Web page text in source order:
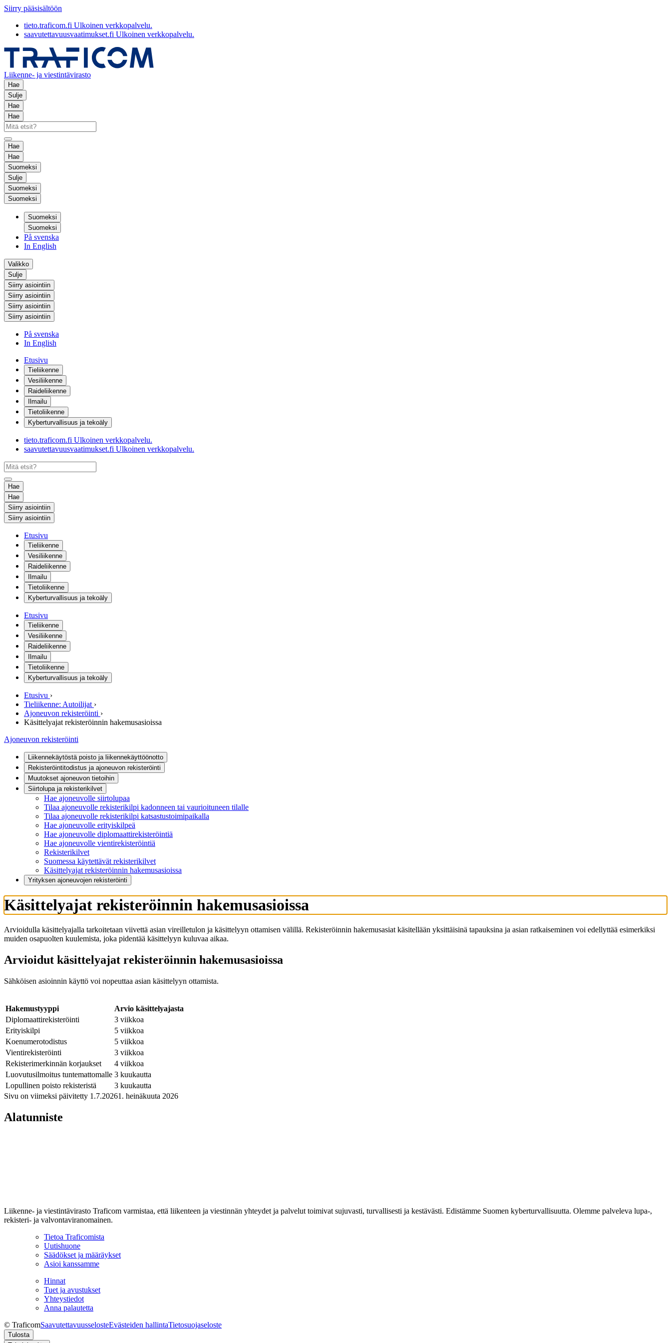
Siirry pääsisältöön
tieto.traficom.fi Ulkoinen verkkopalvelu.
saavutettavuusvaatimukset.fi Ulkoinen verkkopalvelu.
Liikenne- ja viestintävirasto
Hae
Sulje
Hae
Hae
Hae
Hae
Suomeksi
Sulje
Suomeksi
Suomeksi
Suomeksi
Suomeksi
På svenska
In English
Valikko
Sulje
Siirry asiointiin
Siirry asiointiin
Siirry asiointiin
Siirry asiointiin
På svenska
In English
Etusivu
Tieliikenne
Vesiliikenne
Raideliikenne
Ilmailu
Tietoliikenne
Kyberturvallisuus ja tekoäly
tieto.traficom.fi Ulkoinen verkkopalvelu.
saavutettavuusvaatimukset.fi Ulkoinen verkkopalvelu.
Hae
Hae
Siirry asiointiin
Siirry asiointiin
Etusivu
Tieliikenne
Vesiliikenne
Raideliikenne
Ilmailu
Tietoliikenne
Kyberturvallisuus ja tekoäly
Etusivu
Tieliikenne
Vesiliikenne
Raideliikenne
Ilmailu
Tietoliikenne
Kyberturvallisuus ja tekoäly
Etusivu ›
Tieliikenne: Autoilijat ›
Ajoneuvon rekisteröinti ›
Käsittelyajat rekisteröinnin hakemusasioissa
Ajoneuvon rekisteröinti
Liikennekäytöstä poisto ja liikennekäyttöönotto
Rekisteröintitodistus ja ajoneuvon rekisteröinti
Muutokset ajoneuvon tietoihin
Siirtolupa ja rekisterikilvet
Hae ajoneuvolle siirtolupaa
Tilaa ajoneuvolle rekisterikilpi kadonneen tai vaurioituneen tilalle
Tilaa ajoneuvolle rekisterikilpi katsastustoimipaikalla
Hae ajoneuvolle erityiskilpeä
Hae ajoneuvolle diplomaattirekisteröintiä
Hae ajoneuvolle vientirekisteröintiä
Rekisterikilvet
Suomessa käytettävät rekisterikilvet
Käsittelyajat rekisteröinnin hakemusasioissa
Yrityksen ajoneuvojen rekisteröinti
Käsittelyajat rekisteröinnin hakemusasioissa
Arvioidulla käsittelyajalla tarkoitetaan viivettä asian vireilletulon ja käsittelyyn ottamisen välillä. Rekisteröinnin hakemusasiat käsitellään yksittäisinä tapauksina ja asian ratkaiseminen voi edellyttää esimerkiksi
muiden osapuolten kuulemista, joka pidentää käsittelyyn kuluvaa aikaa.
Arvioidut käsittelyajat rekisteröinnin hakemusasioissa
Sähköisen asioinnin käyttö voi nopeuttaa asian käsittelyyn ottamista.
Hakemustyyppi
Arvio käsittelyajasta
Diplomaattirekisteröinti
3 viikkoa
Erityiskilpi
5 viikkoa
Koenumerotodistus
5 viikkoa
Vientirekisteröinti
3 viikkoa
Rekisterimerkinnän korjaukset
4 viikkoa
Luovutusilmoitus tuntemattomalle 3 kuukautta
Lopullinen poisto rekisteristä
3 kuukautta
Sivu on viimeksi päivitetty 1.7.20261. heinäkuuta 2026
Alatunniste
Liikenne- ja viestintävirasto Traficom varmistaa, että liikenteen ja viestinnän yhteydet ja palvelut toimivat sujuvasti, turvallisesti ja kestävästi. Edistämme Suomen kyberturvallisuutta. Olemme palveleva lupa-,
rekisteri- ja valvontaviranomainen.
Tietoa Traficomista
Uutishuone
Säädökset ja määräykset
Asioi kanssamme
Hinnat
Tuet ja avustukset
Yhteystiedot
Anna palautetta
© TraficomSaavutettavuusselosteEvästeiden hallintaTietosuojaseloste
Tulosta